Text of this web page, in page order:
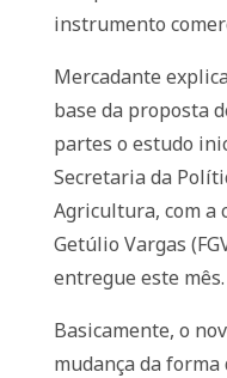
instrumento
Mercadante
base da proposta
partes o estudo
Secretaria da
Agricultura, com a
Getúlio Vargas
entregue este mês.
Basicamente, o
mudança da